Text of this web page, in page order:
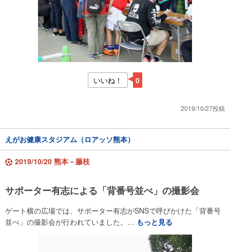
いいね！ 0
2019/10/27投稿
えがお健康スタジアム（ロアッソ熊本）
2019/10/20 熊本－藤枝
サポーター有志による「背番号並べ」の撮影会
ゲート横の広場では、サポーター有志がSNSで呼びかけた「背番号
並べ」の撮影会が行われていました。… もっと見る